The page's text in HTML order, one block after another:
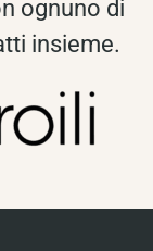
ognuno di
insieme.